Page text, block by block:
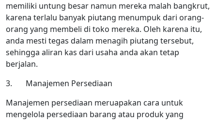
memiliki untung besar namun mereka malah bangkrut,
karena terlalu banyak piutang menumpuk dari orang-
orang yang membeli di toko mereka. Oleh karena itu,
anda mesti tegas dalam menagih piutang tersebut,
sehingga aliran kas dari usaha anda akan tetap
berjalan.
3. Manajemen Persediaan
Manajemen persediaan meruapakan cara untuk
mengelola persediaan barang atau produk yang